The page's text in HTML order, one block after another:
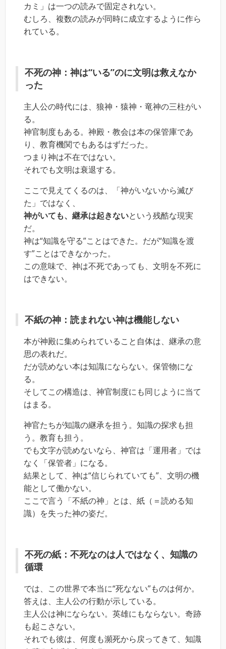
カミ」は一つの読みで固定されない。
むしろ、複数の読みが同時に成立するように作ら
れている。
不死の神：神は“いる”のに文明は救えなか
った
主人公の時代には、狼神・猿神・竜神の三柱がい
る。
神官制度もある。神殿・教会は本の保管庫であ
り、教育機関でもあるはずだった。
つまり神は不在ではない。
それでも文明は衰退する。
ここで見えてくるのは、「神がいないから滅び
た」ではなく、
神がいても、継承は起きないという残酷な現実
だ。
神は“知識を守る”ことはできた。だが“知識を渡
す”ことはできなかった。
この意味で、神は不死であっても、文明を不死に
はできない。
不紙の神：読まれない神は機能しない
本が神殿に集められていること自体は、継承の意
思の表れだ。
だが読めない本は知識にならない。保管物にな
る。
そしてこの構造は、神官制度にも同じように当て
はまる。
神官たちが知識の継承を担う。知識の探求も担
う。教育も担う。
でも文字が読めないなら、神官は「運用者」では
なく「保管者」になる。
結果として、神は“信じられていても”、文明の機
能として働かない。
ここで言う「不紙の神」とは、紙（＝読める知
識）を失った神の姿だ。
不死の紙：不死なのは人ではなく、知識の
循環
では、この世界で本当に“死なない”ものは何か。
答えは、主人公の行動が示している。
主人公は神にならない。英雄にもならない。奇跡
も起こさない。
それでも彼は、何度も瀕死から戻ってきて、知識